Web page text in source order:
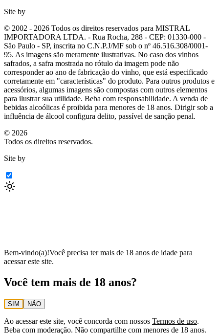
Site by
© 2002 - 2026 Todos os direitos reservados para MISTRAL
IMPORTADORA LTDA. - Rua Rocha, 288 - CEP: 01330-000 -
São Paulo - SP, inscrita no C.N.P.J/MF sob o nº 46.516.308/0001-
95. As imagens são meramente ilustrativas. No caso dos vinhos
safrados, a safra mostrada no rótulo da imagem pode não
corresponder ao ano de fabricação do vinho, que está especificado
corretamente em "características" do produto. Para outros produtos e
acessórios, algumas imagens são compostas com outros elementos
para ilustrar sua utilidade. Beba com responsabilidade. A venda de
bebidas alcoólicas é proibida para menores de 18 anos. Dirigir sob a
influência de álcool configura delito, passível de sanção penal.
© 2026
Todos os direitos reservados.
Site by
Bem-vindo(a)!Você precisa ter mais de 18 anos de idade para
acessar este site.
Você tem mais de 18 anos?
SIM NÃO
Ao acessar este site, você concorda com nossos Termos de uso.
Beba com moderação. Não compartilhe com menores de 18 anos.